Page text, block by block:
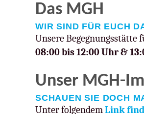
Das MGH
WIR SIND FÜR EUCH
Unsere Begegnungsstätte
08:00 bis 12:00 Uhr &
Unser MGH-
SCHAUEN SIE DOCH
Unter folgendemLink